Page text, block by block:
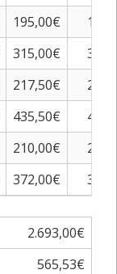
195,00€
315,00€
217,50€
435,50€
210,00€
372,00€
2.693,00€
565,53€